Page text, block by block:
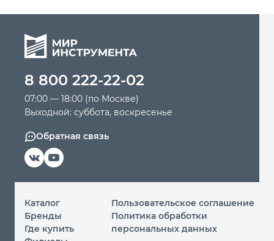
8 800 222-22-02
07:00 — 18:00 (по Москве)
Выходной: суббота, воскресенье
Обратная связь
Каталог
Бренды
Где купить
Пользовательское соглашение
Политика обработки
персональных данных